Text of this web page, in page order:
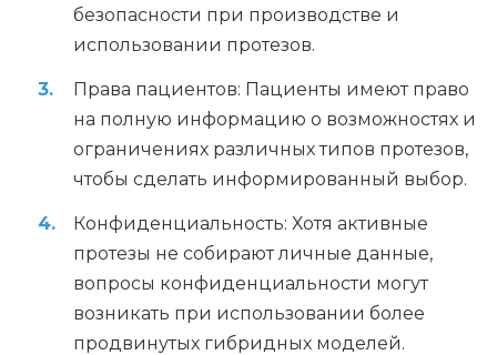
безопасности при производстве и
использовании протезов.
Права пациентов: Пациенты имеют право
на полную информацию о возможностях и
ограничениях различных типов протезов,
чтобы сделать информированный выбор.
Конфиденциальность: Хотя активные
протезы не собирают личные данные,
вопросы конфиденциальности могут
возникать при использовании более
продвинутых гибридных моделей.